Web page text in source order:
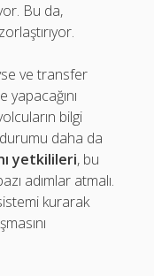
Bu da,
ve transfer
yapacağını
bilgi
daha da
yetkilileri, bu
adımlar atmalı.
kurarak